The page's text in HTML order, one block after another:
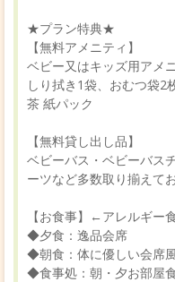
★プラン特典★
【無料アメニティ】
ベビー又はキッズ用アメ
しり拭き1袋、おむつ袋2
茶 紙パック
【無料貸し出し品】
ベビーバス・ベビーバス
ーツなど多数取り揃えて
【お食事】←アレルギー
◆夕食：逸品会席
◆朝食：体に優しい会席
◆食事処：朝・夕お部屋